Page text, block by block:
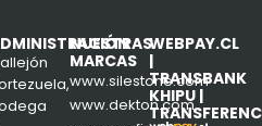
NUESTRAS
MARCAS
www.silestone.com
www.dekton.com
WEBPAY.CL
|
TRANSBANK
KHIPU |